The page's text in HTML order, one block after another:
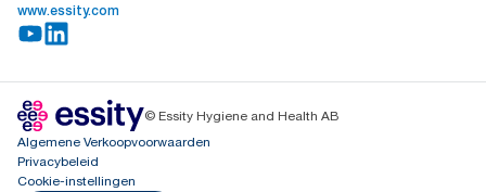
www.essity.com
© Essity Hygiene and Health AB
Algemene Verkoopvoorwaarden
Privacybeleid
Cookie-instellingen